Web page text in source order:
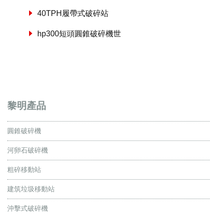
40TPH履帶式破碎站
hp300短頭圓錐破碎機世
黎明產品
圓錐破碎機
河卵石破碎機
粗碎移動站
建筑垃圾移動站
沖擊式破碎機